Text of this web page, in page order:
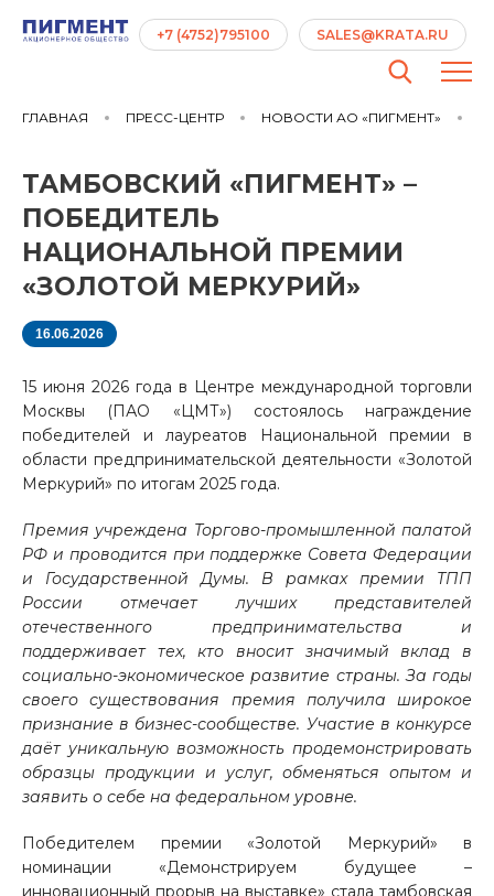
+7 (4752)795100 SALES@KRATA.RU
ГЛАВНАЯ ПРЕСС-ЦЕНТР НОВОСТИ АО «ПИГМЕНТ»
ТАМБОВСКИЙ «ПИГМЕНТ» –
ПОБЕДИТЕЛЬ
НАЦИОНАЛЬНОЙ ПРЕМИИ
«ЗОЛОТОЙ МЕРКУРИЙ»
16.06.2026
15 июня 2026 года в Центре международной торговли
Москвы (ПАО «ЦМТ») состоялось награждение
победителей и лауреатов Национальной премии в
области предпринимательской деятельности «Золотой
Меркурий» по итогам 2025 года.
Премия учреждена Торгово-промышленной палатой
РФ и проводится при поддержке Совета Федерации
и Государственной Думы. В рамках премии ТПП
России отмечает лучших представителей
отечественного предпринимательства и
поддерживает тех, кто вносит значимый вклад в
социально-экономическое развитие страны. За годы
своего существования премия получила широкое
признание в бизнес-сообществе. Участие в конкурсе
даёт уникальную возможность продемонстрировать
образцы продукции и услуг, обменяться опытом и
заявить о себе на федеральном уровне.
Победителем премии «Золотой Меркурий» в
номинации «Демонстрируем будущее –
инновационный прорыв на выставке» стала тамбовская